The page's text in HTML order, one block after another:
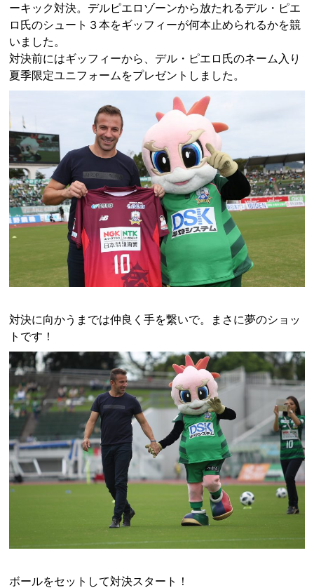
ーキック対決。デルピエロゾーンから放たれるデル・ピエ
ロ氏のシュート３本をギッフィーが何本止められるかを競
いました。
対決前にはギッフィーから、デル・ピエロ氏のネーム入り
夏季限定ユニフォームをプレゼントしました。
対決に向かうまでは仲良く手を繋いで。まさに夢のショッ
トです！
ボールをセットして対決スタート！